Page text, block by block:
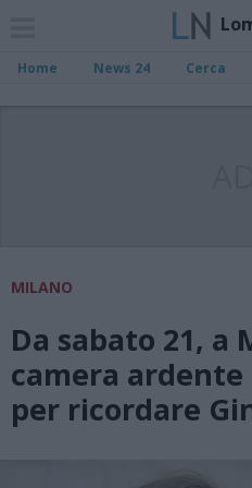
Home News 24 Cerca
MILANO
Da sabato 21, a
camera
per ricordare